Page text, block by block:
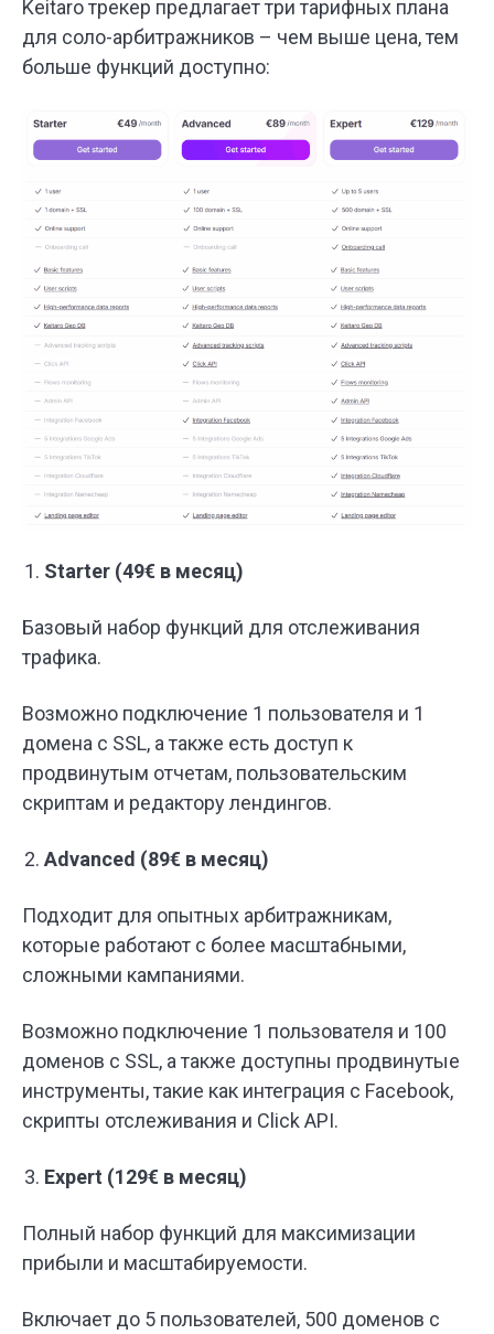
Keitaro трекер предлагает три тарифных плана
для соло-арбитражников – чем выше цена, тем
больше функций доступно:
Starter (49€ в месяц)
Базовый набор функций для отслеживания
трафика.
Возможно подключение 1 пользователя и 1
домена с SSL, а также есть доступ к
продвинутым отчетам, пользовательским
скриптам и редактору лендингов.
Advanced (89€ в месяц)
Подходит для опытных арбитражникам,
которые работают с более масштабными,
сложными кампаниями.
Возможно подключение 1 пользователя и 100
доменов с SSL, а также доступны продвинутые
инструменты, такие как интеграция с Facebook,
скрипты отслеживания и Click API.
Expert (129€ в месяц)
Полный набор функций для максимизации
прибыли и масштабируемости.
Включает до 5 пользователей, 500 доменов с